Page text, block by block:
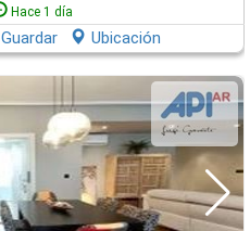
Hace 1 día
Guardar Ubicación